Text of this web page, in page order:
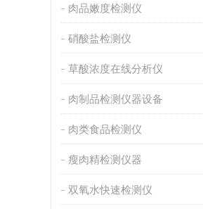
肉品嫩度检测仪
硝酸盐检测仪
草酸浓度在线分析仪
肉制品检测仪器设备
肉类食品检测仪
瘦肉精检测仪器
双氧水快速检测仪